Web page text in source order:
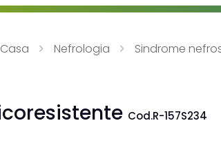
Casa Nefrologia Sindrome
Cod.R-157S234